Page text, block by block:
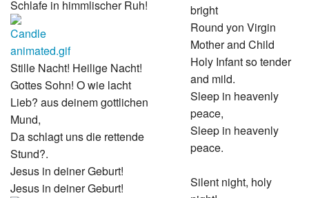
Schlafe in himmlischer Ruh!
Stille Nacht! Heilige Nacht!
Gottes Sohn! O wie lacht
Lieb? aus deinem gottlichen
Mund,
Da schlagt uns die rettende
Stund?.
Jesus in deiner Geburt!
Jesus in deiner Geburt!
bright
Round yon Virgin
Mother and Child
Holy Infant so tender
and mild.
Sleep in heavenly
peace,
Sleep in heavenly
peace.
Silent night, holy